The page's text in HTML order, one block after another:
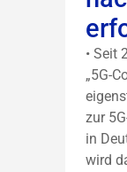
• Seit
„5G-
zur
in
wird